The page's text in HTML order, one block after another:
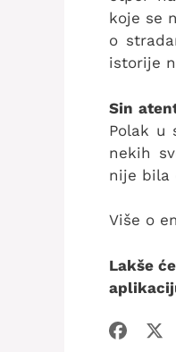
koje se
o
istorije
Sin
Polak u
nekih
nije bila
Više o
Lakše